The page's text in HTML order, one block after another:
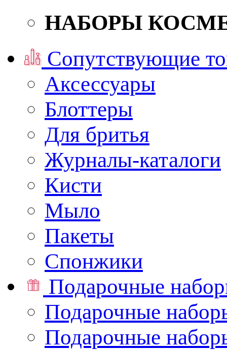
НАБОРЫ
Сопутствующие
Аксессуары
Блоттеры
Для бритья
Журналы-каталоги
Кисти
Мыло
Пакеты
Спонжики
Подарочные
Подарочные
Подарочные